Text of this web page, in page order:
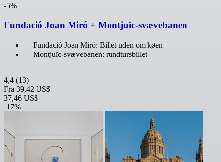
-5%
Fundació Joan Miró + Montjuïc-svævebanen
Fundació Joan Miró: Billet uden om køen
Montjuïc-svævebanen: rundtursbillet
4,4 (13)
Fra 39,42 US$
37,46 US$
-17%